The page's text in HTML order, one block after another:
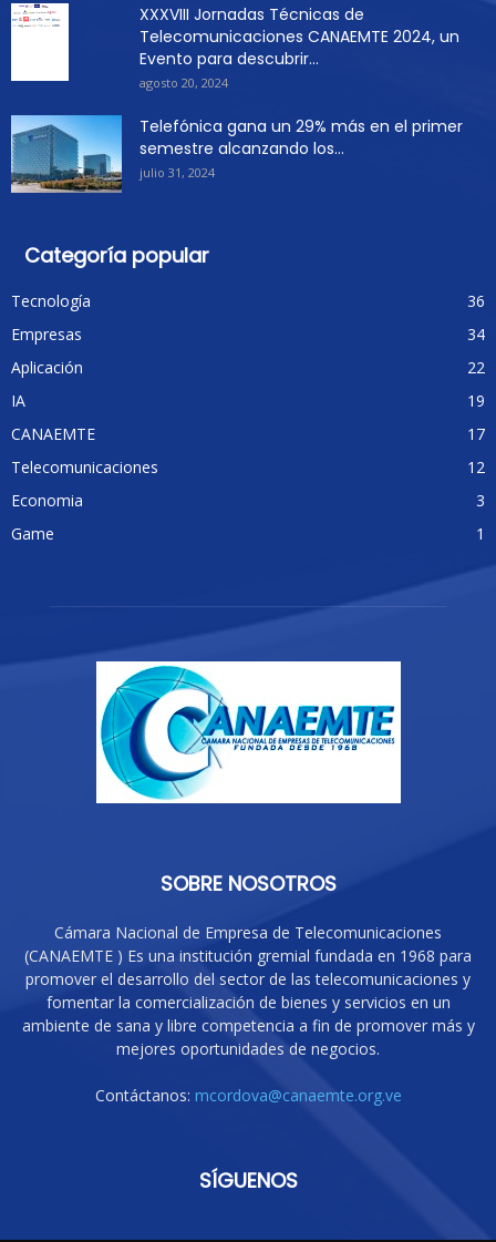
XXXVIII Jornadas Técnicas de
Telecomunicaciones CANAEMTE 2024, un
Evento para descubrir...
agosto 20, 2024
Telefónica gana un 29% más en el primer
semestre alcanzando los...
julio 31, 2024
Categoría popular
Tecnología
36
Empresas
34
Aplicación
22
IA
19
CANAEMTE
17
Telecomunicaciones
12
Economia
3
Game
1
SOBRE NOSOTROS
Cámara Nacional de Empresa de Telecomunicaciones
(CANAEMTE ) Es una institución gremial fundada en 1968 para
promover el desarrollo del sector de las telecomunicaciones y
fomentar la comercialización de bienes y servicios en un
ambiente de sana y libre competencia a fin de promover más y
mejores oportunidades de negocios.
Contáctanos: mcordova@canaemte.org.ve
SÍGUENOS